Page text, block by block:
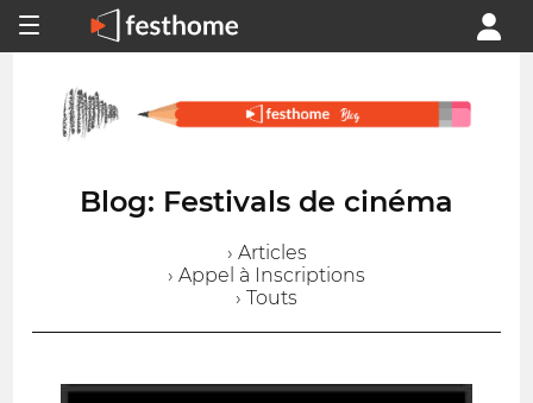
Blog: Festivals de cinéma
› Articles
› Appel à Inscriptions
› Touts